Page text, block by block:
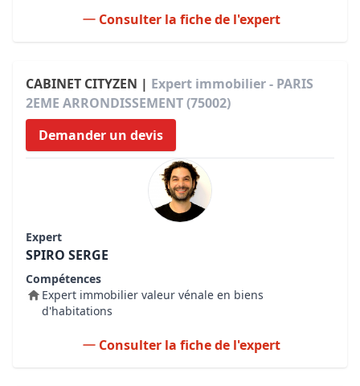
Consulter la fiche de l'expert
CABINET CITYZEN | Expert immobilier - PARIS
2EME ARRONDISSEMENT (75002)
Demander un devis
Expert
SPIRO SERGE
Compétences
Expert immobilier valeur vénale en biens
d'habitations
Consulter la fiche de l'expert